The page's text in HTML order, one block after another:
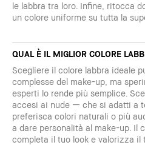
le labbra tra loro. Infine, ritocca
un colore uniforme su tutta la
QUAL È IL MIGLIOR COLORE
Scegliere il colore labbra ideale
complesse del make-up, ma
esperti lo rende più semplice.
accesi ai nude — che si adatti a
preferisca colori naturali o più
a dare personalità al make-up. Il
completa il tuo look e valorizza il